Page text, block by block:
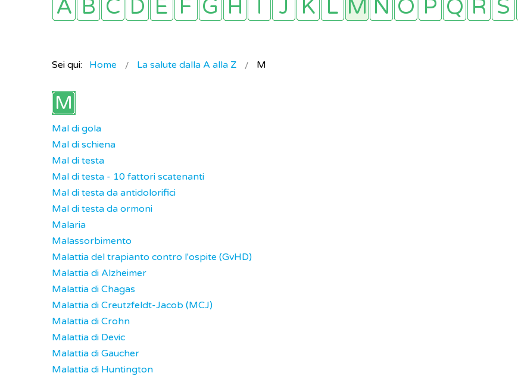
Sei qui: Home La salute dalla A alla Z M
Mal di gola
Mal di schiena
Mal di testa
Mal di testa - 10 fattori scatenanti
Mal di testa da antidolorifici
Mal di testa da ormoni
Malaria
Malassorbimento
Malattia del trapianto contro l'ospite (GvHD)
Malattia di Alzheimer
Malattia di Chagas
Malattia di Creutzfeldt-Jacob (MCJ)
Malattia di Crohn
Malattia di Devic
Malattia di Gaucher
Malattia di Huntington